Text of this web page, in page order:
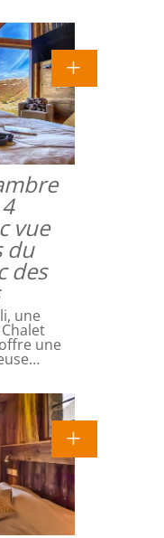
vue
du
des
une
une